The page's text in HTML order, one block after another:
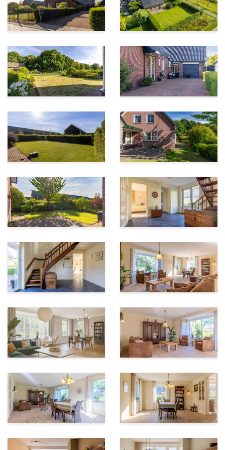
Perceeloppervlakte: 1.040 m²
Kunststof kozijnen
Vloerverwarming (gedeeltelijk) op de begane grond
Keurig onderhouden
Slaapkamer en badkamer op de begane grond
Veel privacy en groen rondom de woning
Ideaal voor werken aan huis of dubbele bewoning
Vraagprijs: € 985.000 k.k.
Aanvaarding: in overleg
Bent u op zoek naar een levensloopbestendige woning
met volop ruimte, rust én mogelijkheden voor werken
of wonen aan huis? Dan is Terwoldseweg 93 in
Apeldoorn zeker een bezichtiging waard!